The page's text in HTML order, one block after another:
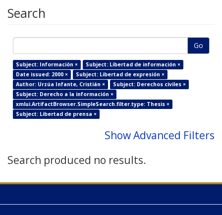
Search
Go
Subject: Información ×
Subject: Libertad de información ×
Date issued: 2000 ×
Subject: Libertad de expresión ×
Author: Urzúa Infante, Cristián ×
Subject: Derechos civiles ×
Subject: Derecho a la información ×
xmlui.ArtifactBrowser.SimpleSearch.filter.type: Thesis ×
Subject: Libertad de prensa ×
Show Advanced Filters
Search produced no results.